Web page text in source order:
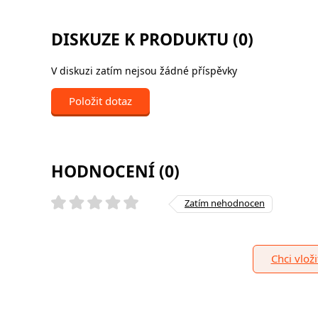
DISKUZE K PRODUKTU (0)
V diskuzi zatím nejsou žádné příspěvky
Položit dotaz
HODNOCENÍ (0)
Zatím nehodnocen
Chci